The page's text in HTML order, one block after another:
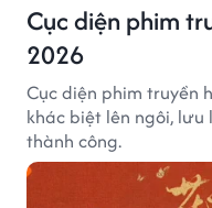
Cục diện phim
2026
Cục diện phim truyền
khác biệt lên ngôi,
thành công.